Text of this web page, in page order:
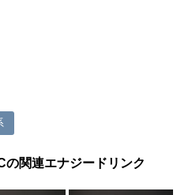
関連エナジードリンク